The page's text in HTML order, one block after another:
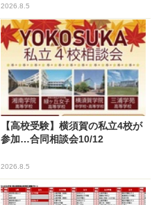
2026.8.5
【高校受験】横須賀の私立4校が
参加…合同相談会10/12
2026.8.5